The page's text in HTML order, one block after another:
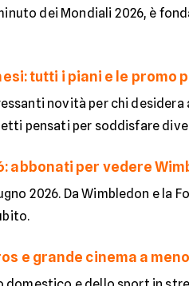
dei Mondiali 2026, è
tutti i piani e le
novità per chi
pensati per soddisfare
abbonati per vedere
2026. Da Wimbledon e la
e grande cinema a